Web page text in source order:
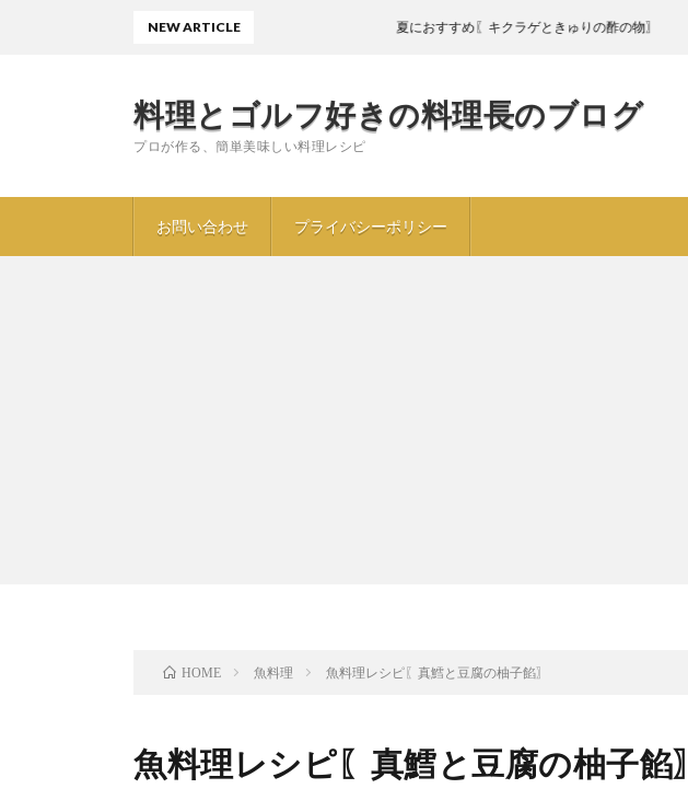
料理とゴルフ好きの料理長のブログ
プロが作る、簡単美味しい料理レシピ
お問い合わせ プライバシーポリシー
NEW ARTICLE 夏におすすめ〖キクラゲときゅりの酢の物〗
HOME 魚料理 魚料理レシピ〖真鱈と豆腐の柚子餡〗
魚料理レシピ〖真鱈と豆腐の柚子餡〗